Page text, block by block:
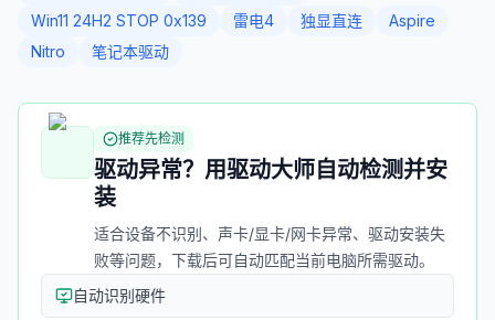
Win11 24H2 STOP 0x139
雷电4 独显直连
Aspire
Nitro
笔记本驱动
推荐先检测
驱动异常？用驱动大师自动检测并安
装
适合设备不识别、声卡/显卡/网卡异常、驱动安装失
败等问题，下载后可自动匹配当前电脑所需驱动。
自动识别硬件